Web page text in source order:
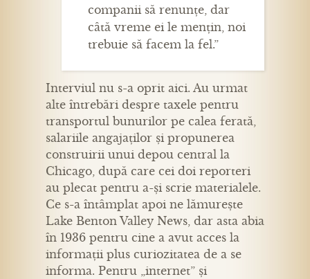
companii să renunțe, dar
câtă vreme ei le mențin, noi
trebuie să facem la fel.”
Interviul nu s-a oprit aici. Au urmat
alte întrebări despre taxele pentru
transportul bunurilor pe calea ferată,
salariile angajaților și propunerea
construirii unui depou central la
Chicago, după care cei doi reporteri
au plecat pentru a-și scrie materialele.
Ce s-a întâmplat apoi ne lămurește
Lake Benton Valley News, dar asta abia
în 1936 pentru cine a avut acces la
informații plus curiozitatea de a se
informa. Pentru „internet” și